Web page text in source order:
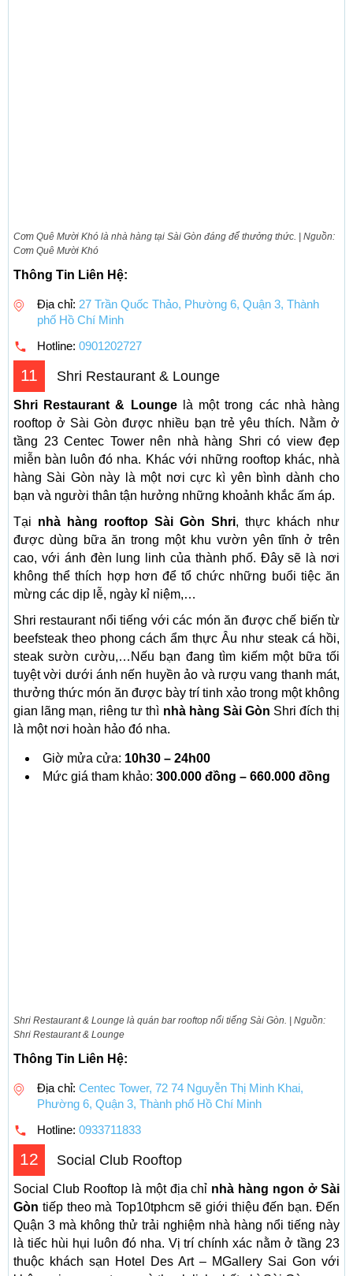
Cơm Quê Mười Khó là nhà hàng tại Sài Gòn đáng để thưởng thức. | Nguồn:
Cơm Quê Mười Khó
Thông Tin Liên Hệ:
Địa chỉ: 27 Trần Quốc Thảo, Phường 6, Quận 3, Thành
phố Hồ Chí Minh
Hotline: 0901202727
11 Shri Restaurant & Lounge
Shri Restaurant & Loungelà một trong các nhà hàng
rooftop ở Sài Gòn được nhiều bạn trẻ yêu thích. Nằm ở
tầng 23 Centec Tower nên nhà hàng Shri có view đẹp
miễn bàn luôn đó nha. Khác với những rooftop khác, nhà
hàng Sài Gòn này là một nơi cực kì yên bình dành cho
bạn và người thân tận hưởng những khoảnh khắc ấm áp.
Tại nhà hàng rooftop Sài Gòn Shri, thực khách như
được dùng bữa ăn trong một khu vườn yên tĩnh ở trên
cao, với ánh đèn lung linh của thành phố. Đây sẽ là nơi
không thể thích hợp hơn để tổ chức những buổi tiệc ăn
mừng các dịp lễ, ngày kỉ niệm,…
Shri restaurant nổi tiếng với các món ăn được chế biến từ
beefsteak theo phong cách ẩm thực Âu như steak cá hồi,
steak sườn cườu,…Nếu bạn đang tìm kiếm một bữa tối
tuyệt vời dưới ánh nến huyền ảo và rượu vang thanh mát,
thưởng thức món ăn được bày trí tinh xảo trong một không
gian lãng mạn, riêng tư thì nhà hàng Sài Gòn Shri đích thị
là một nơi hoàn hảo đó nha.
Giờ mửa cửa: 10h30 – 24h00
Mức giá tham khảo: 300.000 đồng – 660.000 đồng
Shri Restaurant & Lounge là quán bar rooftop nổi tiếng Sài Gòn. | Nguồn:
Shri Restaurant & Lounge
Thông Tin Liên Hệ:
Địa chỉ: Centec Tower, 72 74 Nguyễn Thị Minh Khai,
Phường 6, Quận 3, Thành phố Hồ Chí Minh
Hotline: 0933711833
12 Social Club Rooftop
Social Club Rooftop là một địa chỉ nhà hàng ngon ở Sài
Gòn tiếp theo mà Top10tphcm sẽ giới thiệu đến bạn. Đến
Quận 3 mà không thử trải nghiệm nhà hàng nổi tiếng này
là tiếc hùi hụi luôn đó nha. Vị trí chính xác nằm ở tầng 23
thuộc khách sạn Hotel Des Art – MGallery Sai Gon với